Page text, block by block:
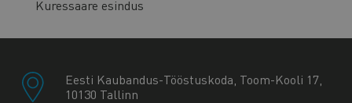
Kuressaare esindus
Eesti Kaubandus-Tööstuskoda, Toom-Kooli 17,
10130 Tallinn